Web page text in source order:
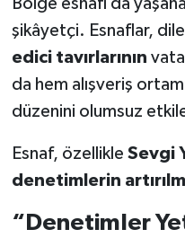
Bölge esnafı da
şikâyetçi. Esnaflar,
edici tavırlarının
da hem alışveriş
düzenini olumsuz
Esnaf, özellikle Sevgi
denetimlerin
“Denetimler